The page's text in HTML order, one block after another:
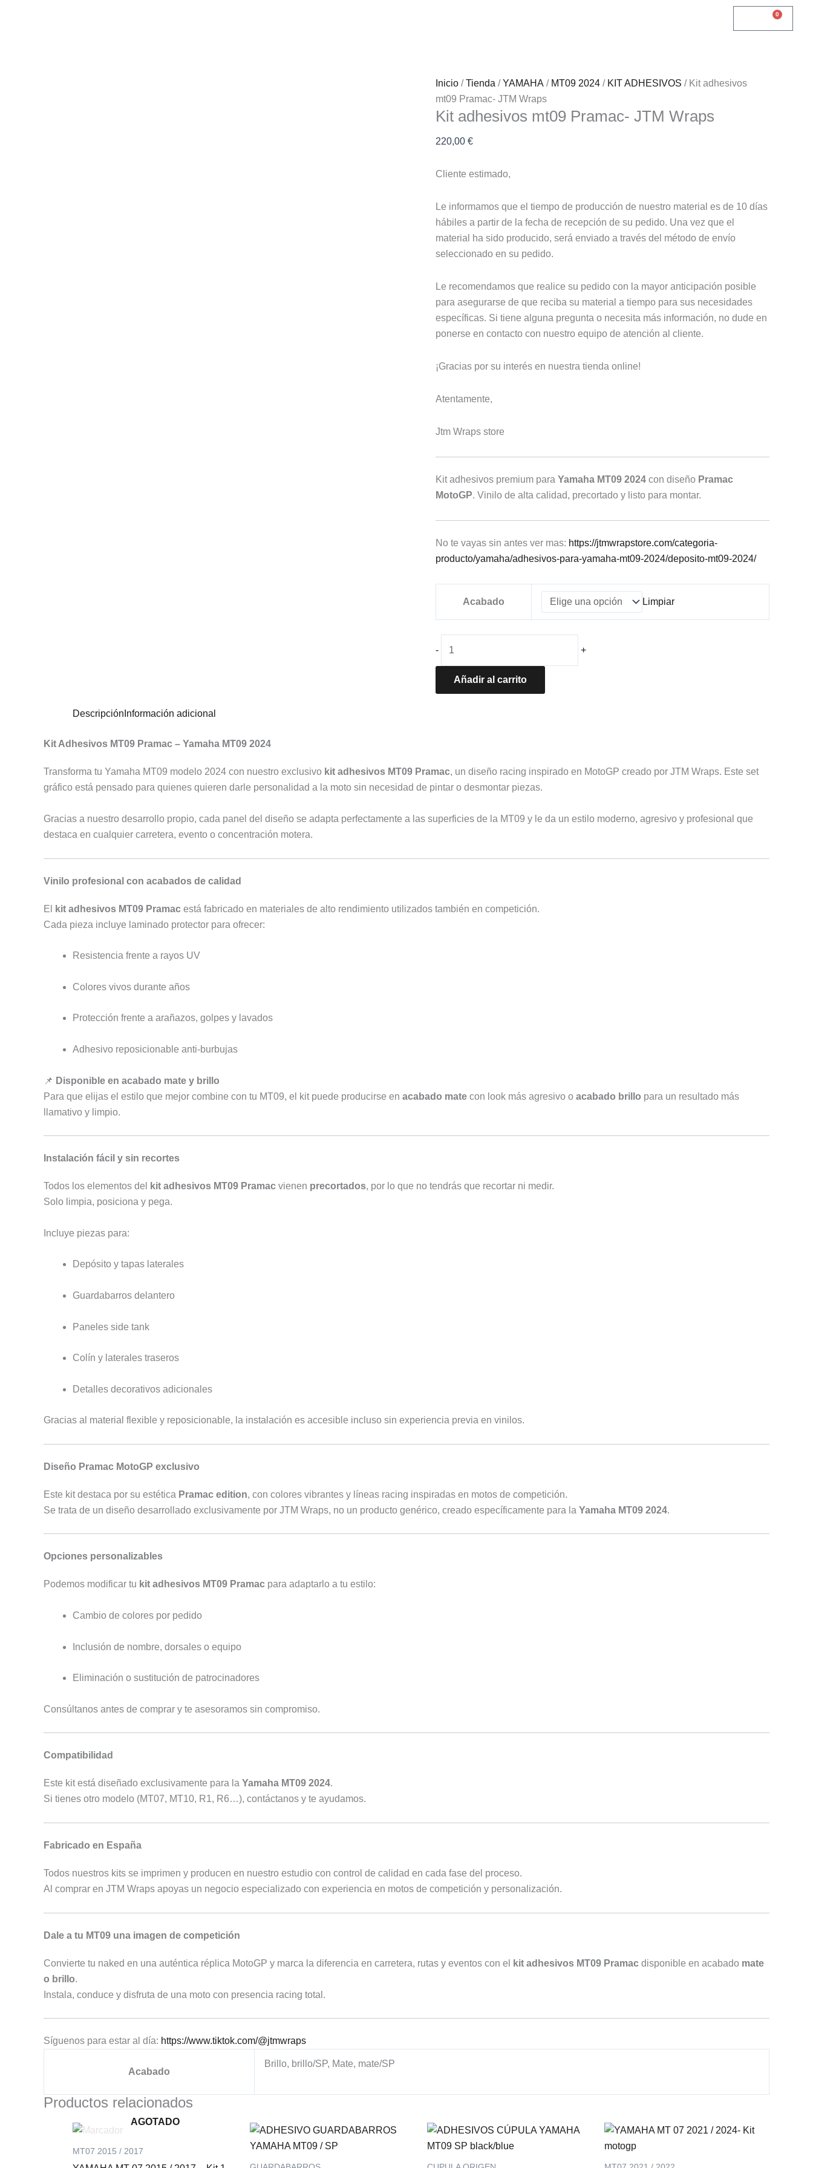
€ 0
Cart
Inicio /Tienda /YAMAHA / MT09 2024 / KIT ADHESIVOS / Kit adhesivos
mt09 Pramac- JTM Wraps
Kit adhesivos mt09 Pramac- JTM Wraps
220,00 €
Cliente estimado,
Le informamos que el tiempo de producción de nuestro material es de 10 días
hábiles a partir de la fecha de recepción de su pedido. Una vez que el
material ha sido producido, será enviado a través del método de envío
seleccionado en su pedido.
Le recomendamos que realice su pedido con la mayor anticipación posible
para asegurarse de que reciba su material a tiempo para sus necesidades
específicas. Si tiene alguna pregunta o necesita más información, no dude en
ponerse en contacto con nuestro equipo de atención al cliente.
¡Gracias por su interés en nuestra tienda online!
Atentamente,
Jtm Wraps store
Kit adhesivos premium para Yamaha MT09 2024 con diseño Pramac
MotoGP. Vinilo de alta calidad, precortado y listo para montar.
No te vayas sin antes ver mas: https://jtmwrapstore.com/categoria-
producto/yamaha/adhesivos-para-yamaha-mt09-2024/deposito-mt09-2024/
Acabado Limpiar
-
Wraps
cantidad
+
Añadir al carrito
Descripción Información adicional
Kit Adhesivos MT09 Pramac – Yamaha MT09 2024
Transforma tu Yamaha MT09 modelo 2024 con nuestro exclusivo kit adhesivos MT09 Pramac, un diseño racing inspirado en MotoGP creado por JTM Wraps. Este set
gráfico está pensado para quienes quieren darle personalidad a la moto sin necesidad de pintar o desmontar piezas.
Gracias a nuestro desarrollo propio, cada panel del diseño se adapta perfectamente a las superficies de la MT09 y le da un estilo moderno, agresivo y profesional que
destaca en cualquier carretera, evento o concentración motera.
Vinilo profesional con acabados de calidad
El kit adhesivos MT09 Pramac está fabricado en materiales de alto rendimiento utilizados también en competición.
Cada pieza incluye laminado protector para ofrecer:
Resistencia frente a rayos UV
Colores vivos durante años
Protección frente a arañazos, golpes y lavados
Adhesivo reposicionable anti-burbujas
📌 Disponible en acabado mate y brillo
Para que elijas el estilo que mejor combine con tu MT09, el kit puede producirse en acabado mate con look más agresivo o acabado brillo para un resultado más
llamativo y limpio.
Instalación fácil y sin recortes
Todos los elementos del kit adhesivos MT09 Pramac vienen precortados, por lo que no tendrás que recortar ni medir.
Solo limpia, posiciona y pega.
Incluye piezas para:
Depósito y tapas laterales
Guardabarros delantero
Paneles side tank
Colín y laterales traseros
Detalles decorativos adicionales
Gracias al material flexible y reposicionable, la instalación es accesible incluso sin experiencia previa en vinilos.
Diseño Pramac MotoGP exclusivo
Este kit destaca por su estética Pramac edition, con colores vibrantes y líneas racing inspiradas en motos de competición.
Se trata de un diseño desarrollado exclusivamente por JTM Wraps, no un producto genérico, creado específicamente para la Yamaha MT09 2024.
Opciones personalizables
Podemos modificar tu kit adhesivos MT09 Pramac para adaptarlo a tu estilo:
Cambio de colores por pedido
Inclusión de nombre, dorsales o equipo
Eliminación o sustitución de patrocinadores
Consúltanos antes de comprar y te asesoramos sin compromiso.
Compatibilidad
Este kit está diseñado exclusivamente para la Yamaha MT09 2024.
Si tienes otro modelo (MT07, MT10, R1, R6…), contáctanos y te ayudamos.
Fabricado en España
Todos nuestros kits se imprimen y producen en nuestro estudio con control de calidad en cada fase del proceso.
Al comprar en JTM Wraps apoyas un negocio especializado con experiencia en motos de competición y personalización.
Dale a tu MT09 una imagen de competición
Convierte tu naked en una auténtica réplica MotoGP y marca la diferencia en carretera, rutas y eventos con el kit adhesivos MT09 Pramac disponible en acabado mate
o brillo.
Instala, conduce y disfruta de una moto con presencia racing total.
Síguenos para estar al día: https://www.tiktok.com/@jtmwraps
Acabado
Brillo, brillo/SP, Mate, mate/SP
Productos relacionados
AGOTADO
MT07 2015 / 2017
Este
producto
Este